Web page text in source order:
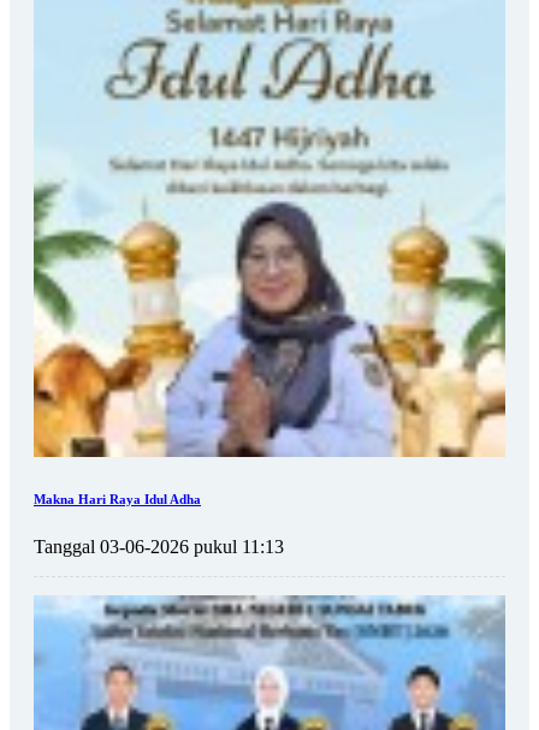
Makna Hari Raya Idul Adha
Tanggal 03-06-2026 pukul 11:13